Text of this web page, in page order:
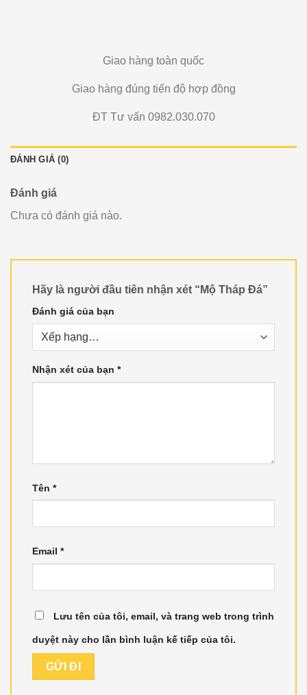
Giao hàng toàn quốc
Giao hàng đúng tiến độ hợp đồng
ĐT Tư vấn 0982.030.070
ĐÁNH GIÁ (0)
Đánh giá
Chưa có đánh giá nào.
Hãy là người đầu tiên nhận xét “Mộ Tháp Đá”
Đánh giá của bạn
Nhận xét của bạn *
Tên *
Email *
Lưu tên của tôi, email, và trang web trong trình
duyệt này cho lần bình luận kế tiếp của tôi.